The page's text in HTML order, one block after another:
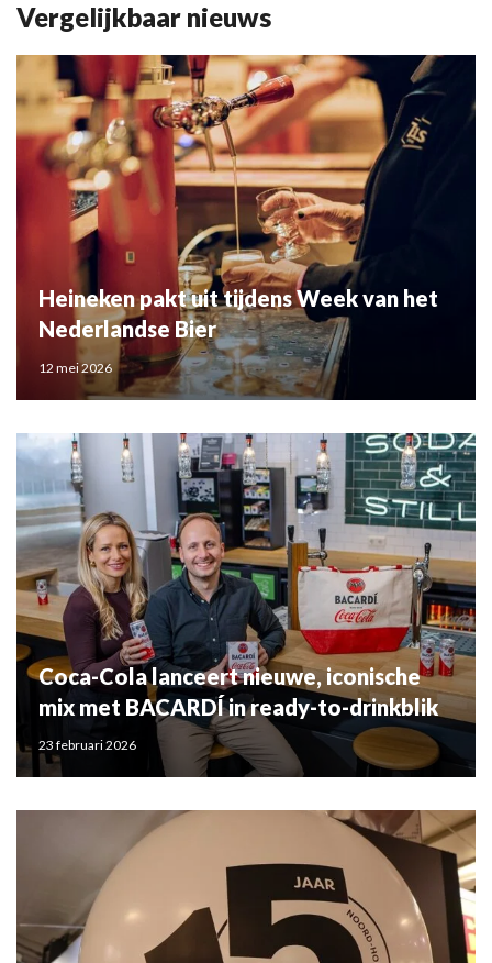
Vergelijkbaar nieuws
Heineken pakt uit tijdens Week van het
Nederlandse Bier
12 mei 2026
Coca-Cola lanceert nieuwe, iconische
mix met BACARDÍ in ready-to-drinkblik
23 februari 2026